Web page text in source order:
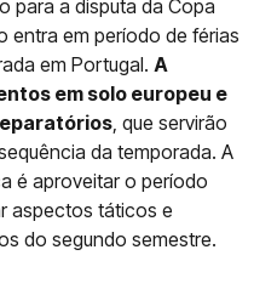
para a disputa da Copa
entra em período de férias
em Portugal. A
em solo europeu e
, que servirão
da temporada. A
é aproveitar o período
aspectos táticos e
do segundo semestre.